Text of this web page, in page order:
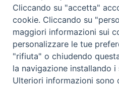
partecipare i referenti
i sacerdoti e i religiosi.
appuntamenti
Friuli collinare (lunedì
Vicariato urbano
Cliccando su "accetta"
cookie. Cliccando su
maggiori informazioni sui
personalizzare le tue
"rifiuta" o chiudendo
la navigazione installando
Ulteriori informazioni sono